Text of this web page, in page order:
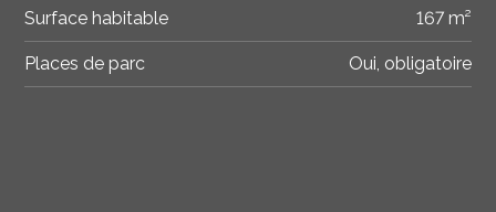
Surface habitable 167 m²
Places de parc Oui, obligatoire